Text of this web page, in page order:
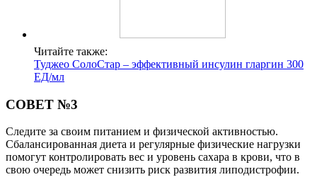
Читайте также:
Туджео СолоСтар – эффективный инсулин гларгин 300
ЕД/мл
СОВЕТ №3
Следите за своим питанием и физической активностью.
Сбалансированная диета и регулярные физические нагрузки
помогут контролировать вес и уровень сахара в крови, что в
свою очередь может снизить риск развития липодистрофии.